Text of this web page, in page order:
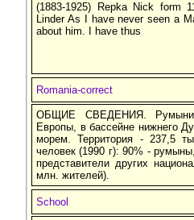
(1883-1925) Repka Nick form
Linder As I have never seen a
about him. I have thus
Romania-correct
ОБЩИЕ СВЕДЕНИЯ. Румыния
Европы, в бассейне нижнего
морем. Территория - 237,5
человек (1990 г): 90% -
представители других
млн. жителей).
School